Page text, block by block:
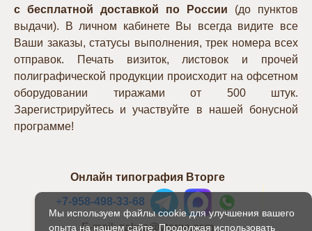
Мы используем файлы cookie для улучшения вашего
опыта на нашем сайте. Продолжая использовать
с бесплатной доставкой по России (до пунктов
выдачи). В личном кабинете Вы всегда видите все
Ваши заказы, статусы выполнения, трек номера всех
отправок. Печать визиток, листовок и прочей
полиграфической продукции происходит на офсетном
оборудовании тиражами от 500 штук.
Зарегистрируйтесь и участвуйте в нашей бонусной
программе!
Онлайн типография Вторге
+7-958-498-33-68
E-mail: zakaz@vtorge.com